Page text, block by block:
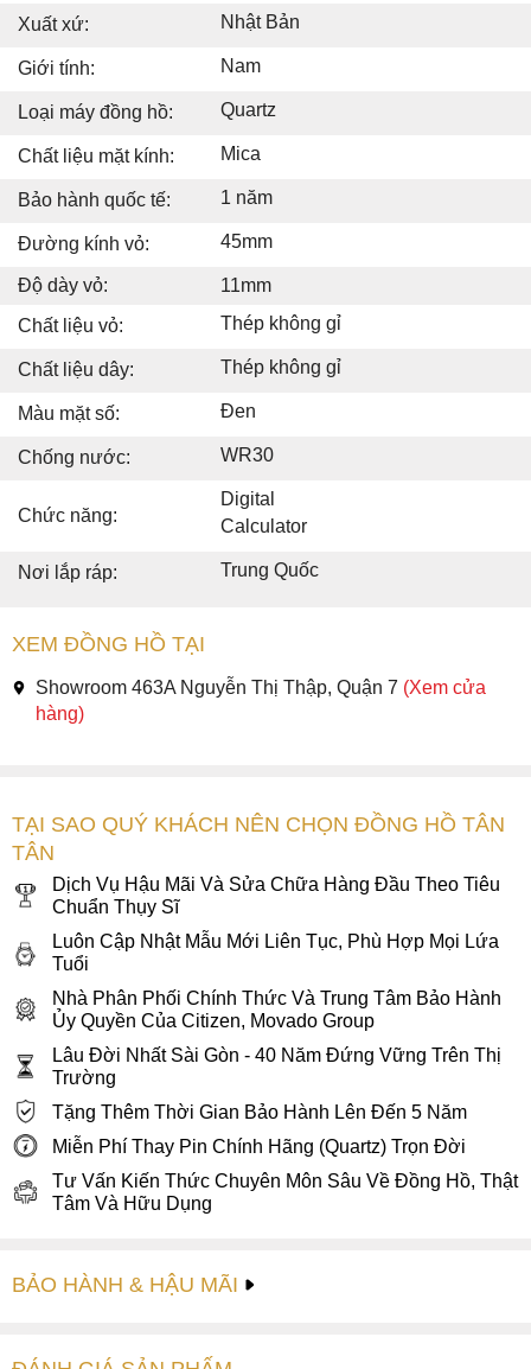
Xuất xứ:
Nhật Bản
Giới tính: Nam
Loại máy đồng hồ: Quartz
Chất liệu mặt kính: Mica
Bảo hành quốc tế: 1 năm
Đường kính vỏ: 45mm
Độ dày vỏ:
11mm
Chất liệu vỏ:
Thép không gỉ
Chất liệu dây: Thép không gỉ
Màu mặt số: Đen
Chống nước: WR30
Chức năng:
Digital
Calculator
Nơi lắp ráp: Trung Quốc
XEM ĐỒNG HỒ TẠI
Showroom 463A Nguyễn Thị Thập, Quận 7 (Xem cửa
hàng)
TẠI SAO QUÝ KHÁCH NÊN CHỌN ĐỒNG HỒ TÂN
TÂN
Dịch Vụ Hậu Mãi Và Sửa Chữa Hàng Đầu Theo Tiêu
Chuẩn Thụy Sĩ
Luôn Cập Nhật Mẫu Mới Liên Tục, Phù Hợp Mọi Lứa
Tuổi
Nhà Phân Phối Chính Thức Và Trung Tâm Bảo Hành
Ủy Quyền Của Citizen, Movado Group
Lâu Đời Nhất Sài Gòn - 40 Năm Đứng Vững Trên Thị
Trường
Tặng Thêm Thời Gian Bảo Hành Lên Đến 5 Năm
Miễn Phí Thay Pin Chính Hãng (Quartz) Trọn Đời
Tư Vấn Kiến Thức Chuyên Môn Sâu Về Đồng Hồ, Thật
Tâm Và Hữu Dụng
BẢO HÀNH & HẬU MÃI